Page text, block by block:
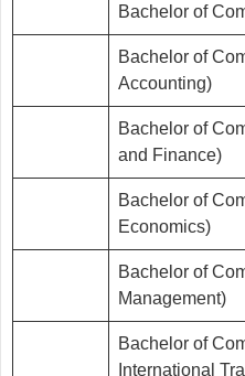
Bachelor of
Bachelor of
Accounting)
Bachelor of
and Finance)
Bachelor of
Economics)
Bachelor of
Management)
Bachelor of
International